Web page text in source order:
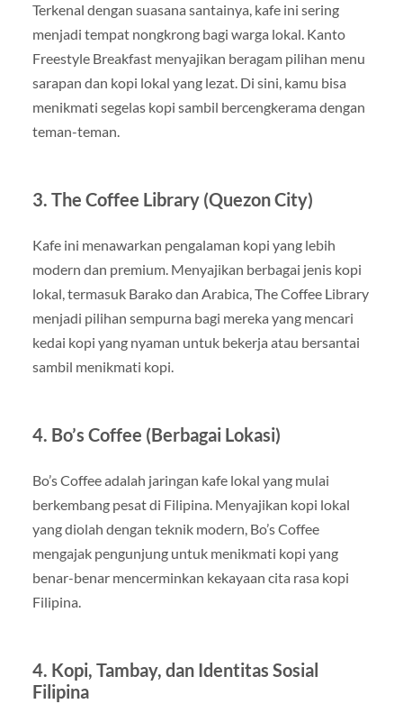
Terkenal dengan suasana santainya, kafe ini sering
menjadi tempat nongkrong bagi warga lokal. Kanto
Freestyle Breakfast menyajikan beragam pilihan menu
sarapan dan kopi lokal yang lezat. Di sini, kamu bisa
menikmati segelas kopi sambil bercengkerama dengan
teman-teman.
3. The Coffee Library (Quezon City)
Kafe ini menawarkan pengalaman kopi yang lebih
modern dan premium. Menyajikan berbagai jenis kopi
lokal, termasuk Barako dan Arabica, The Coffee Library
menjadi pilihan sempurna bagi mereka yang mencari
kedai kopi yang nyaman untuk bekerja atau bersantai
sambil menikmati kopi.
4. Bo’s Coffee (Berbagai Lokasi)
Bo’s Coffee adalah jaringan kafe lokal yang mulai
berkembang pesat di Filipina. Menyajikan kopi lokal
yang diolah dengan teknik modern, Bo’s Coffee
mengajak pengunjung untuk menikmati kopi yang
benar-benar mencerminkan kekayaan cita rasa kopi
Filipina.
4. Kopi, Tambay, dan Identitas Sosial
Filipina